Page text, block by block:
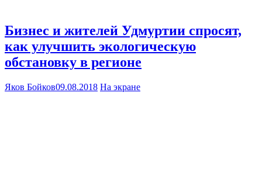
Бизнес и жителей Удмуртии спросят,
как улучшить экологическую
обстановку в регионе
Яков Бойков09.08.2018 На экране